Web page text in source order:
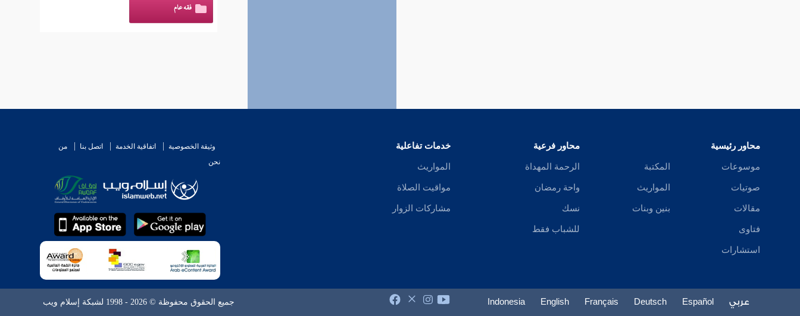
فقه عام
محاور رئيسية
موسوعات
صوتيات
مقالات
فتاوى
استشارات
المكتبة
المواريث
بنين وبنات
محاور فرعية
الرحمة المهداة
واحة رمضان
نسك
للشباب فقط
خدمات تفاعلية
المواريث
مواقيت الصلاة
مشاركات الزوار
وثيقة الخصوصية اتفاقية الخدمة اتصل بنا
من
نحن
عربي Español
Deutsch
Français
English
Indonesia جميع الحقوق محفوظة © 2026 - 1998 لشبكة إسلام ويب